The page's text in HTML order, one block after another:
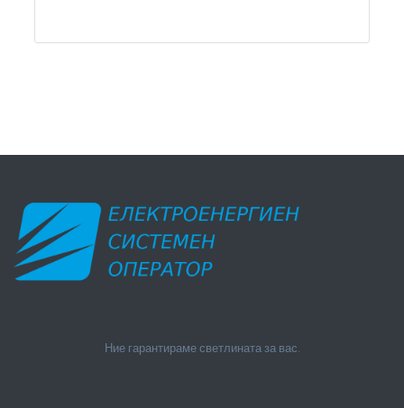
Ние гарантираме светлината за вас.